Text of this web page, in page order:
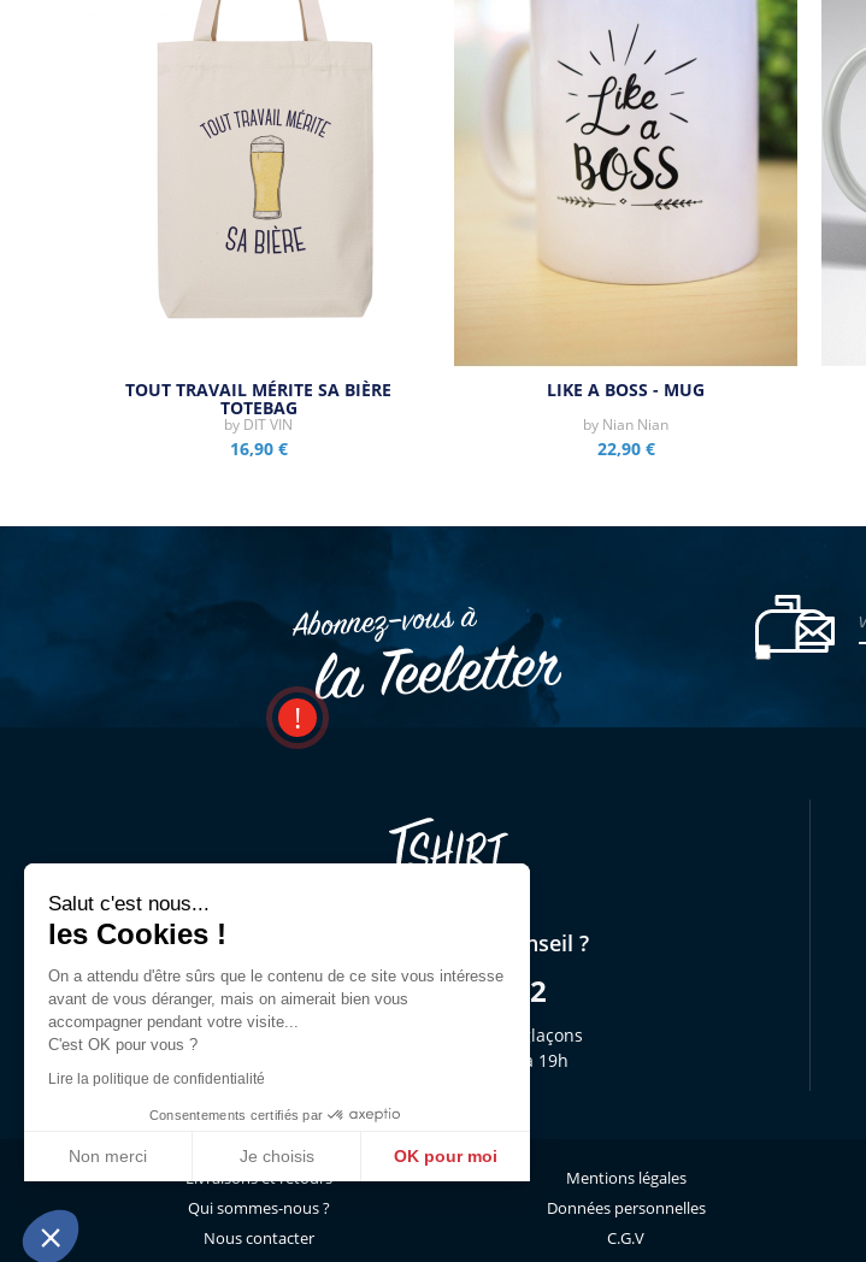
TOUT TRAVAIL MÉRITE SA BIÈRE
TOTEBAG
by DIT VIN
16,90 €
LIKE A BOSS - MUG
by Nian Nian
22,90 €
Abonnez–vous à
la Teeletter
Une question ? Un conseil ?
03 44 54 00 92
Demandez Jeffrey ou des glaçons
du lun. au ven. de 9h30 à 19h
Livraisons et retours
Qui sommes-nous ?
Nous contacter
Mentions légales
Données personnelles
C.G.V
Salut c'est nous...
les Cookies !
On a attendu d'être sûrs que le contenu de ce site vous intéresse
avant de vous déranger, mais on aimerait bien vous
accompagner pendant votre visite...
C'est OK pour vous ?
Lire la politique de confidentialité
Consentements certifiés par
Non merci Je choisis OK pour moi
Notre plateforme vous permet d'adapter et de gérer vos paramètres de confidentialité, en